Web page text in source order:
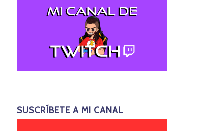
SUSCRÍBETE A MI CANAL